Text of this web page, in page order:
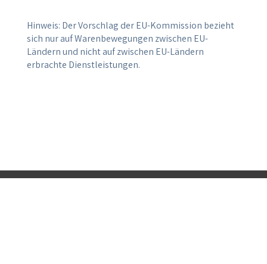
Hinweis: Der Vorschlag der EU-Kommission bezieht
sich nur auf Warenbewegungen zwischen EU-
Ländern und nicht auf zwischen EU-Ländern
erbrachte Dienstleistungen.